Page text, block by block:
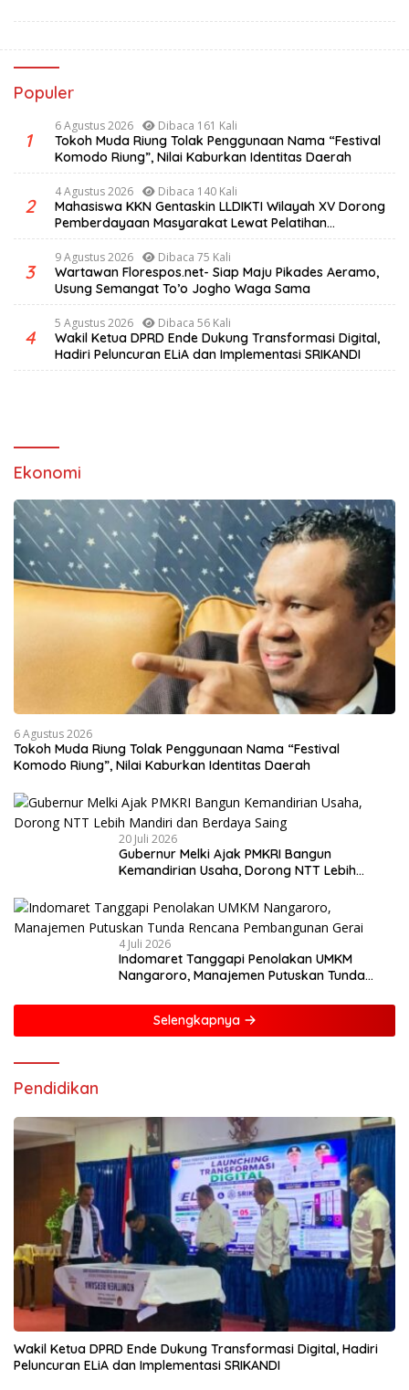
Populer
1
6 Agustus 2026 Dibaca 161 Kali
Tokoh Muda Riung Tolak Penggunaan Nama “Festival
Komodo Riung”, Nilai Kaburkan Identitas Daerah
2
4 Agustus 2026 Dibaca 140 Kali
Mahasiswa KKN Gentaskin LLDIKTI Wilayah XV Dorong
Pemberdayaan Masyarakat Lewat Pelatihan
Pengolahan Hasil Alam di Desa Sisir
3
9 Agustus 2026 Dibaca 75 Kali
Wartawan Florespos.net- Siap Maju Pikades Aeramo,
Usung Semangat To’o Jogho Waga Sama
4
5 Agustus 2026 Dibaca 56 Kali
Wakil Ketua DPRD Ende Dukung Transformasi Digital,
Hadiri Peluncuran ELiA dan Implementasi SRIKANDI
Ekonomi
6 Agustus 2026
Tokoh Muda Riung Tolak Penggunaan Nama “Festival
Komodo Riung”, Nilai Kaburkan Identitas Daerah
20 Juli 2026
Gubernur Melki Ajak PMKRI Bangun
Kemandirian Usaha, Dorong NTT Lebih
4 Juli 2026
Indomaret Tanggapi Penolakan UMKM
Nangaroro, Manajemen Putuskan Tunda
Selengkapnya
Pendidikan
Wakil Ketua DPRD Ende Dukung Transformasi Digital, Hadiri
Peluncuran ELiA dan Implementasi SRIKANDI